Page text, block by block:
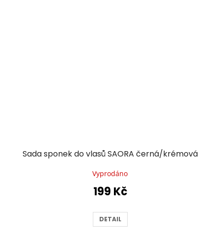
Sada sponek do vlasů SAORA černá/krémová
Vyprodáno
199 Kč
DETAIL